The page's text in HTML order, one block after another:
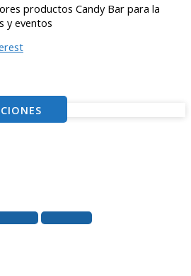
productos Candy Bar para la
y eventos